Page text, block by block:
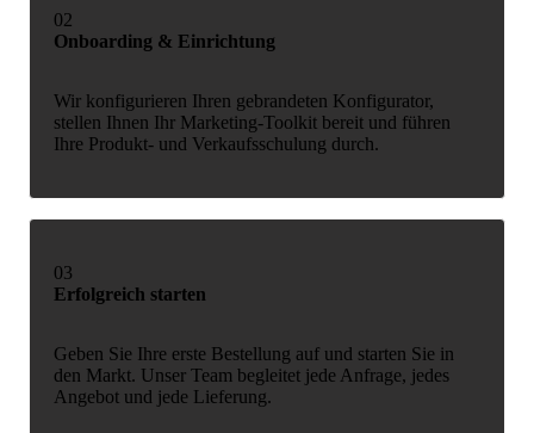
02
Onboarding & Einrichtung
Wir konfigurieren Ihren gebrandeten Konfigurator,
stellen Ihnen Ihr Marketing-Toolkit bereit und führen
Ihre Produkt- und Verkaufsschulung durch.
03
Erfolgreich starten
Geben Sie Ihre erste Bestellung auf und starten Sie in
den Markt. Unser Team begleitet jede Anfrage, jedes
Angebot und jede Lieferung.